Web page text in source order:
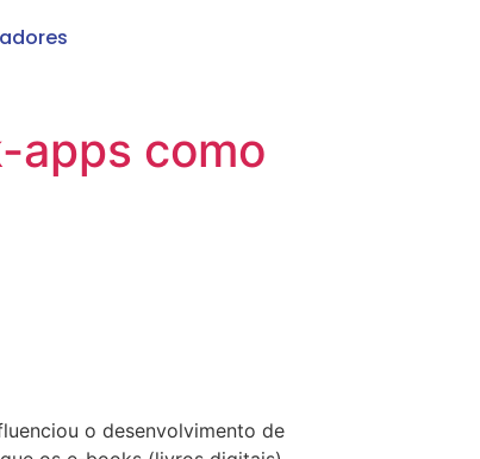
apps como
o desenvolvimento de